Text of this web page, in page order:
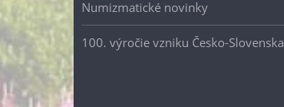
Numizmatické novinky
100. výročie vzniku Česko-Slovenska